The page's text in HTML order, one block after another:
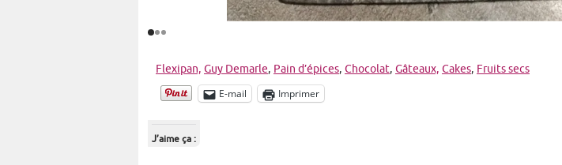
Flexipan, Guy Demarle, Pain d’épices, Chocolat, Gâteaux, Cakes, Fruits secs
E-mail Imprimer
J’aime ça :